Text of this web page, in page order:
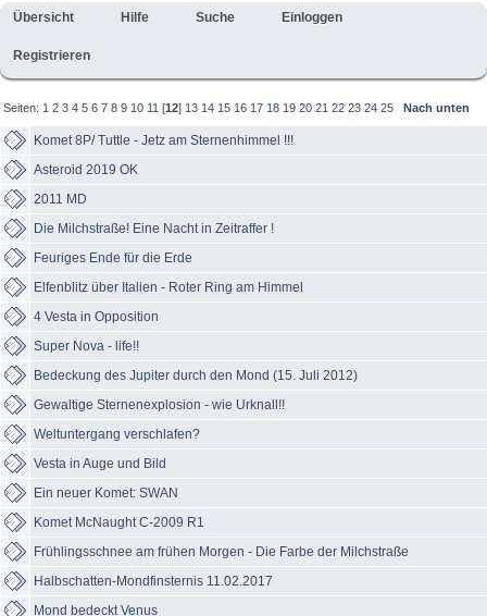
Übersicht Hilfe Suche Einloggen
Registrieren
Seiten: 1 2 3 4 5 6 7 8 9 10 11 [12] 13 14 15 16 17 18 19 20 21 22 23 24 25 Nach unten
Komet 8P/ Tuttle - Jetz am Sternenhimmel !!!
Asteroid 2019 OK
2011 MD
Die Milchstraße! Eine Nacht in Zeitraffer !
Feuriges Ende für die Erde
Elfenblitz über Italien - Roter Ring am Himmel
4 Vesta in Opposition
Super Nova - life!!
Bedeckung des Jupiter durch den Mond (15. Juli 2012)
Gewaltige Sternenexplosion - wie Urknall!!
Weltuntergang verschlafen?
Vesta in Auge und Bild
Ein neuer Komet: SWAN
Komet McNaught C-2009 R1
Frühlingsschnee am frühen Morgen - Die Farbe der Milchstraße
Halbschatten-Mondfinsternis 11.02.2017
Mond bedeckt Venus